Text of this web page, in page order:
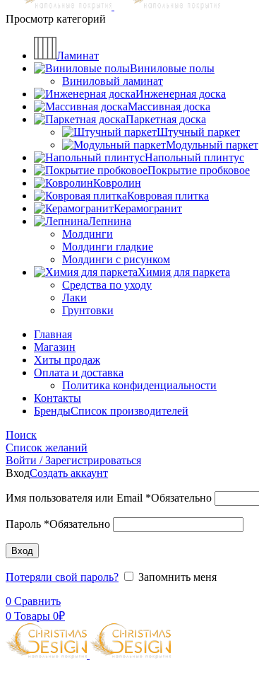
Просмотр категорий
Ламинат
Виниловые полы
Виниловый ламинат
Инженерная доска
Массивная доска
Паркетная доска
Штучный паркет
Модульный паркет
Напольный плинтус
Покрытие пробковое
Ковролин
Ковровая плитка
Керамогранит
Лепнина
Молдинги
Молдинги гладкие
Молдинги с рисунком
Химия для паркета
Средства по уходу
Лаки
Грунтовки
Главная
Магазин
Хиты продаж
Оплата и доставка
Политика конфиденциальности
Контакты
БрендыСписок производителей
Поиск
Список желаний
Войти / Зарегистрироваться
ВходСоздать аккаунт
Имя пользователя или Email *Обязательно
Пароль *Обязательно
Вход
Потеряли свой пароль?
Запомнить меня
0 Сравнить
0 Товары 0₽